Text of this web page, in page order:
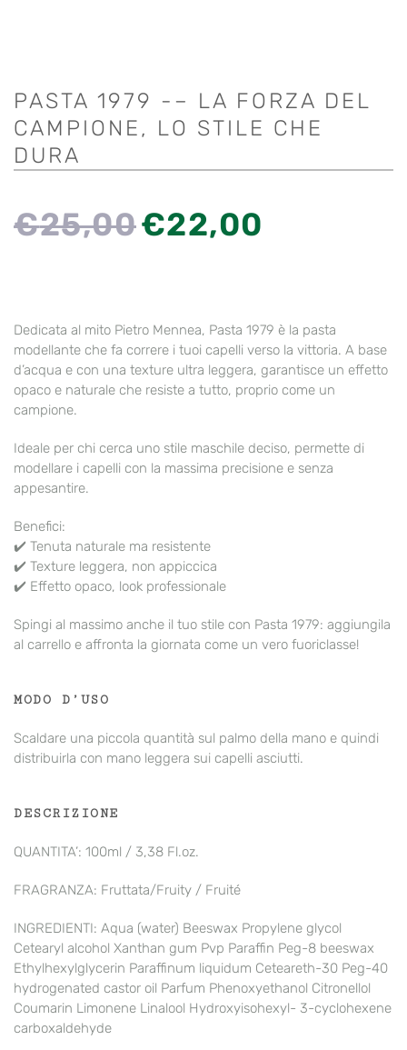
PASTA 1979 -– LA FORZA DEL
CAMPIONE, LO STILE CHE
DURA
€25,00
IL
PREZZO
€22,00
Dedicata al mito Pietro Mennea, Pasta 1979 è la pasta
modellante che fa correre i tuoi capelli verso la vittoria. A base
d’acqua e con una texture ultra leggera, garantisce un effetto
opaco e naturale che resiste a tutto, proprio come un
campione.
Ideale per chi cerca uno stile maschile deciso, permette di
modellare i capelli con la massima precisione e senza
appesantire.
Benefici:
✔️ Tenuta naturale ma resistente
✔️ Texture leggera, non appiccica
✔️ Effetto opaco, look professionale
Spingi al massimo anche il tuo stile con Pasta 1979: aggiungila
al carrello e affronta la giornata come un vero fuoriclasse!
MODO D’USO
Scaldare una piccola quantità sul palmo della mano e quindi
distribuirla con mano leggera sui capelli asciutti.
DESCRIZIONE
QUANTITA’: 100ml / 3,38 Fl.oz.
FRAGRANZA: Fruttata/Fruity / Fruité
INGREDIENTI: Aqua (water) Beeswax Propylene glycol
Cetearyl alcohol Xanthan gum Pvp Paraffin Peg-8 beeswax
Ethylhexylglycerin Paraffinum liquidum Ceteareth-30 Peg-40
hydrogenated castor oil Parfum Phenoxyethanol Citronellol
Coumarin Limonene Linalool Hydroxyisohexyl- 3-cyclohexene
carboxaldehyde